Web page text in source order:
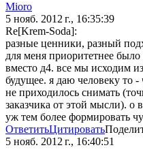
Mioro
5 нояб. 2012 г., 16:35:39
Re[Krem-Soda]:
разные ценники, разный
для меня приоритетнее
вместо д4. все мы исходим
будущее. я даю человеку то
не приходилось снимать
заказчика от этой мысли). о
уж тем более формировать
ОтветитьЦитировать
5 нояб. 2012 г., 16:40:51